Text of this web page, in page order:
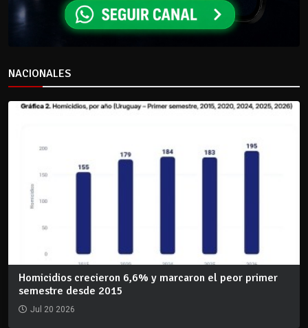
NACIONALES
Homicidios crecieron 6,6% y marcaron el peor primer
semestre desde 2015
Jul 20 2026